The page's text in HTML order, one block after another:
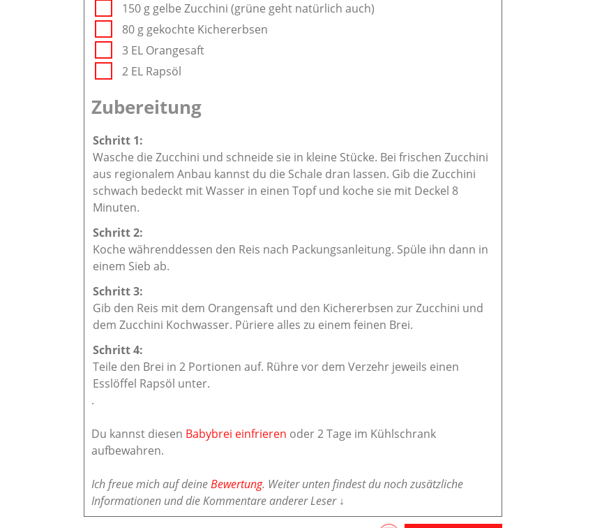
150 g gelbe Zucchini (grüne geht natürlich auch)
80 g gekochte Kichererbsen
3 EL Orangesaft
2 EL Rapsöl
Zubereitung
Wasche die Zucchini und schneide sie in kleine Stücke. Bei frischen Zucchini
aus regionalem Anbau kannst du die Schale dran lassen. Gib die Zucchini
schwach bedeckt mit Wasser in einen Topf und koche sie mit Deckel 8
Minuten.
Koche währenddessen den Reis nach Packungsanleitung. Spüle ihn dann in
einem Sieb ab.
Gib den Reis mit dem Orangensaft und den Kichererbsen zur Zucchini und
dem Zucchini Kochwasser. Püriere alles zu einem feinen Brei.
Teile den Brei in 2 Portionen auf. Rühre vor dem Verzehr jeweils einen
Esslöffel Rapsöl unter.
.
Du kannst diesen Babybrei einfrieren oder 2 Tage im Kühlschrank
aufbewahren.
Ich freue mich auf deineBewertung. Weiter unten findest du noch zusätzliche
Informationen und die Kommentare anderer Leser ↓